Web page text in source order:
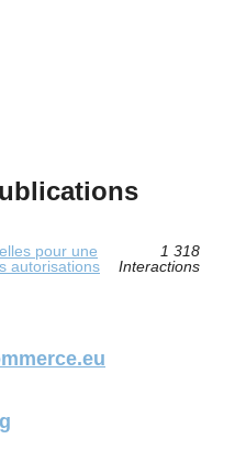
pour une
autorisations
1 318
Interactions